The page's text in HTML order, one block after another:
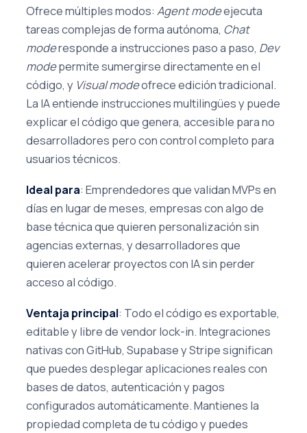
Ofrece múltiples modos: Agent modeejecuta
tareas complejas de forma autónoma, Chat
moderesponde a instrucciones paso a paso, Dev
modepermite sumergirse directamente en el
código, y Visual modeofrece edición tradicional.
La IA entiende instrucciones multilingües y puede
explicar el código que genera, accesible para no
desarrolladores pero con control completo para
usuarios técnicos.
Ideal para: Emprendedores que validan MVPs en
días en lugar de meses, empresas con algo de
base técnica que quieren personalización sin
agencias externas, y desarrolladores que
quieren acelerar proyectos con IA sin perder
acceso al código.
Ventaja principal: Todo el código es exportable,
editable y libre de vendor lock-in. Integraciones
nativas con GitHub, Supabase y Stripe significan
que puedes desplegar aplicaciones reales con
bases de datos, autenticación y pagos
configurados automáticamente. Mantienes la
propiedad completa de tu código y puedes